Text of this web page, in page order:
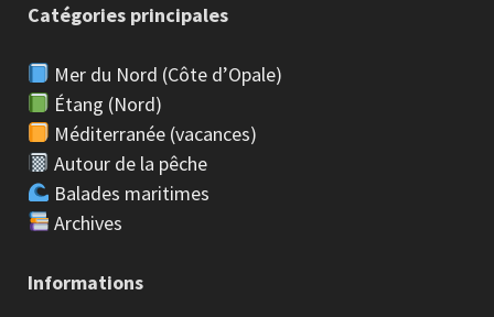
Catégories principales
Mer du Nord (Côte d’Opale)
Étang (Nord)
Méditerranée (vacances)
Autour de la pêche
Balades maritimes
Archives
Informations